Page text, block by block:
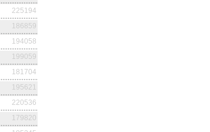
225194
186859
194058
199059
181704
195621
220536
179820